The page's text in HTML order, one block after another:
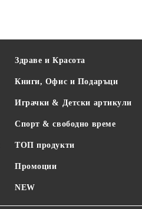
Здраве и Красота
Книги, Офис и Подаръци
Играчки & Детски артикули
Спорт & свободно време
ТОП продукти
Промоции
NEW